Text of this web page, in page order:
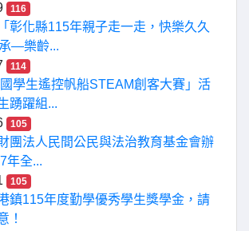
116
彰化縣115年親子走一走，快樂久久
—樂齡...
114
國學生遙控帆船STEAM創客大賽」活
踴躍組...
105
團法人民間公民與法治教育基金會辦
年全...
105
鎮115年度勤學優秀學生獎學金，請
！